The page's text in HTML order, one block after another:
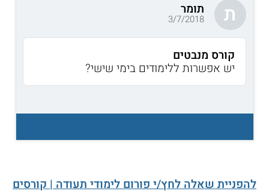
ת תומר
3/7/2018
קורס מנבטים
יש אפשרות ללימודים בימי שישי?
להפניית שאלה לחץ/י פורום לימודי תעודה | קורסים